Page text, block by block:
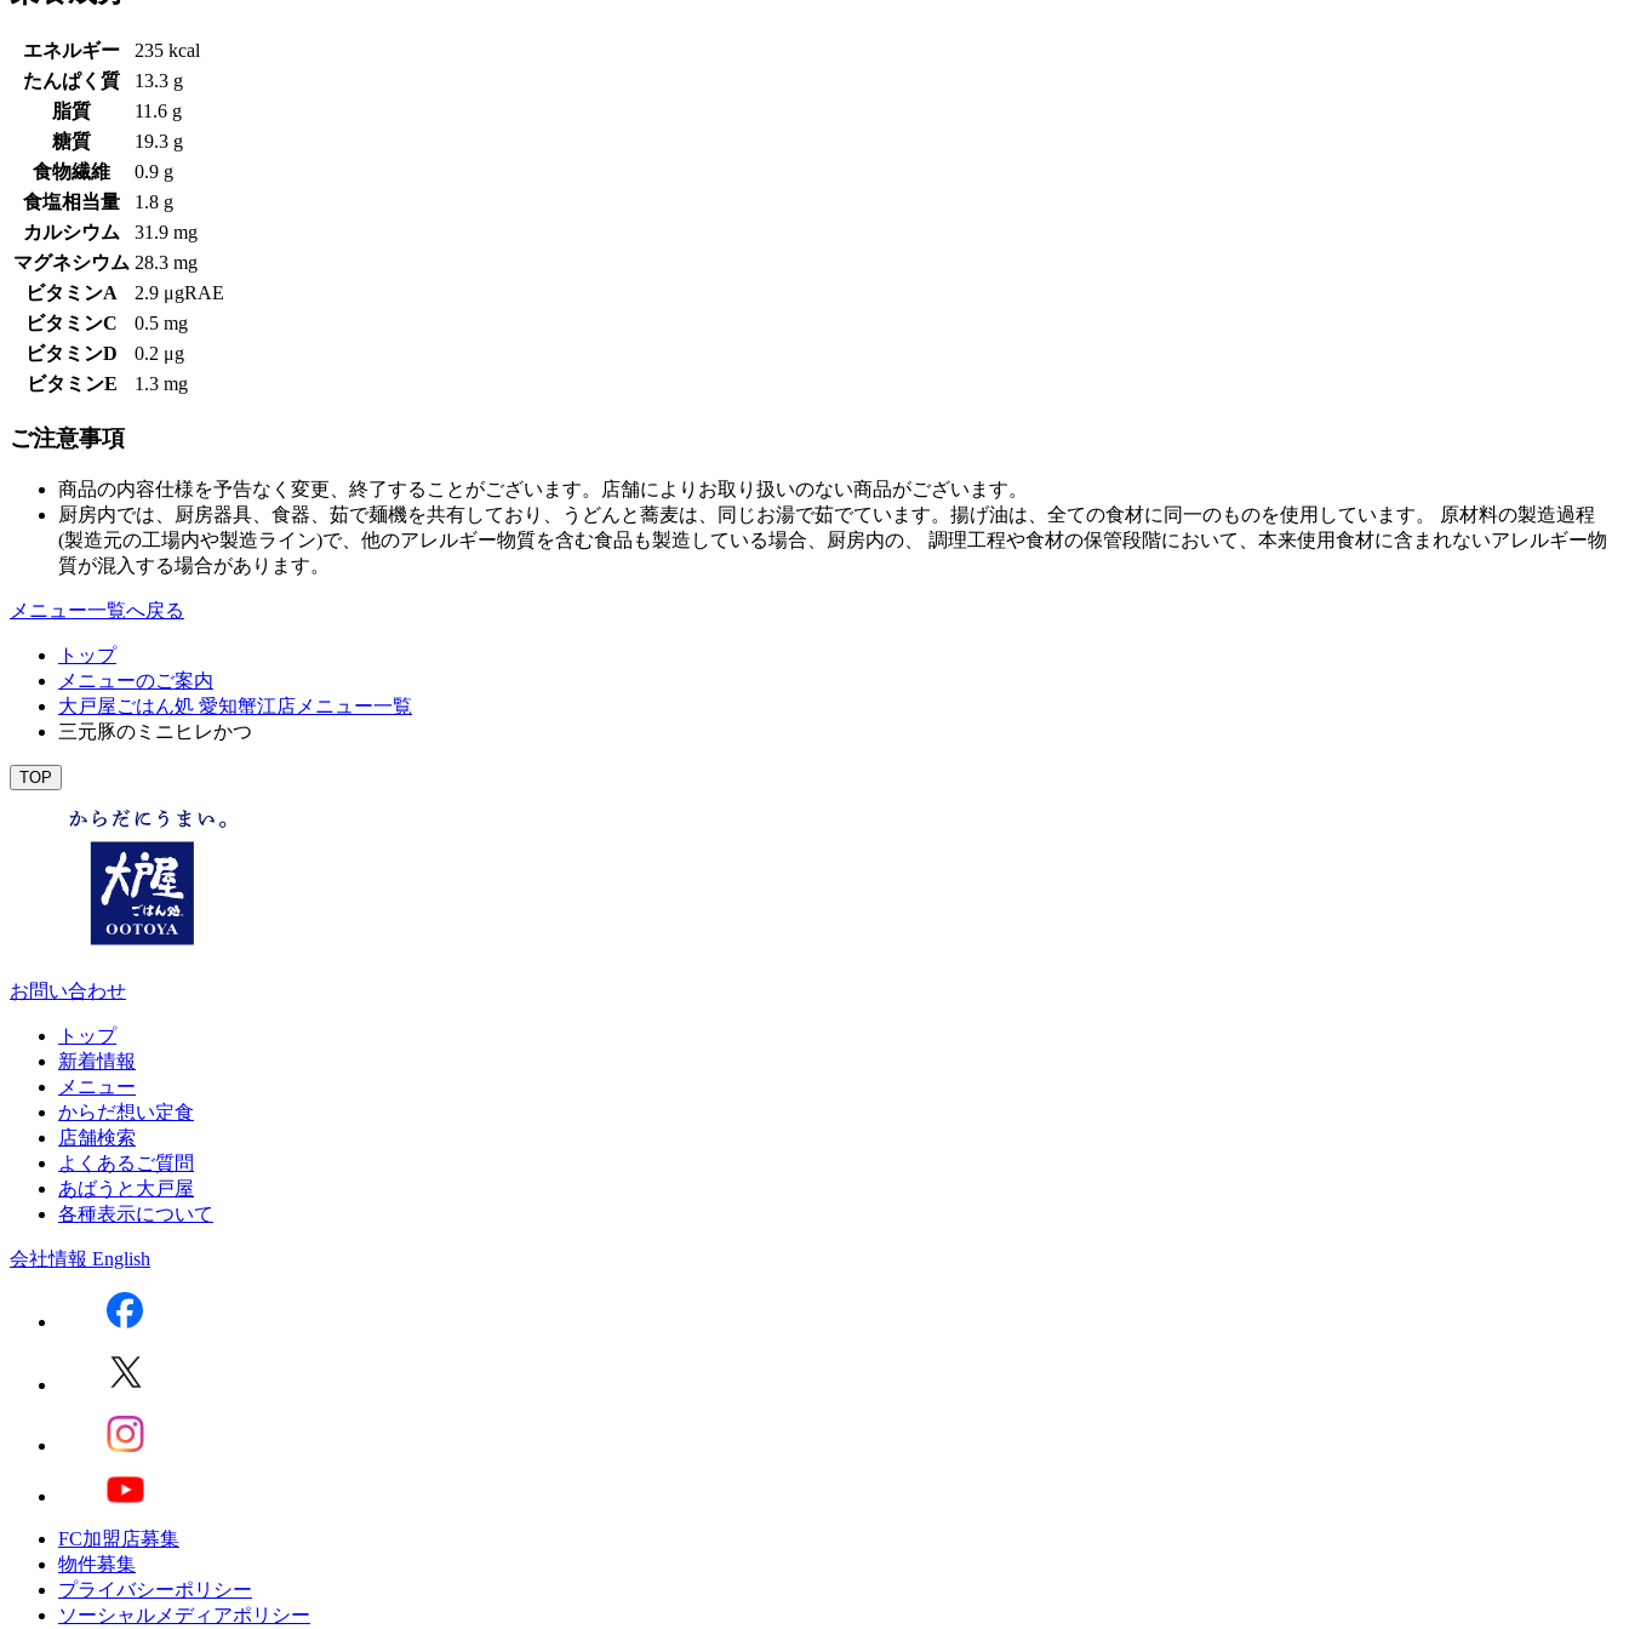
エネルギー
235 kcal
たんぱく質
13.3 g
脂質
11.6 g
糖質
19.3 g
食物繊維
0.9 g
食塩相当量
1.8 g
カルシウム
31.9 mg
マグネシウム 28.3 mg
ビタミンA
2.9 μgRAE
ビタミンC
0.5 mg
ビタミンD
0.2 μg
ビタミンE
1.3 mg
ご注意事項
商品の内容仕様を予告なく変更、終了することがございます。店舗によりお取り扱いのない商品がございます。
厨房内では、厨房器具、食器、茹で麺機を共有しており、うどんと蕎麦は、同じお湯で茹でています。揚げ油は、全ての食材に同一のものを使用しています。 原材料の製造過程
(製造元の工場内や製造ライン)で、他のアレルギー物質を含む食品も製造している場合、厨房内の、 調理工程や食材の保管段階において、本来使用食材に含まれないアレルギー物
質が混入する場合があります。
メニュー一覧へ戻る
トップ
メニューのご案内
大戸屋ごはん処 愛知蟹江店メニュー一覧
三元豚のミニヒレかつ
TOP
お問い合わせ
トップ
新着情報
メニュー
からだ想い定食
店舗検索
よくあるご質問
あばうと大戸屋
各種表示について
会社情報 English
FC加盟店募集
物件募集
プライバシーポリシー
ソーシャルメディアポリシー